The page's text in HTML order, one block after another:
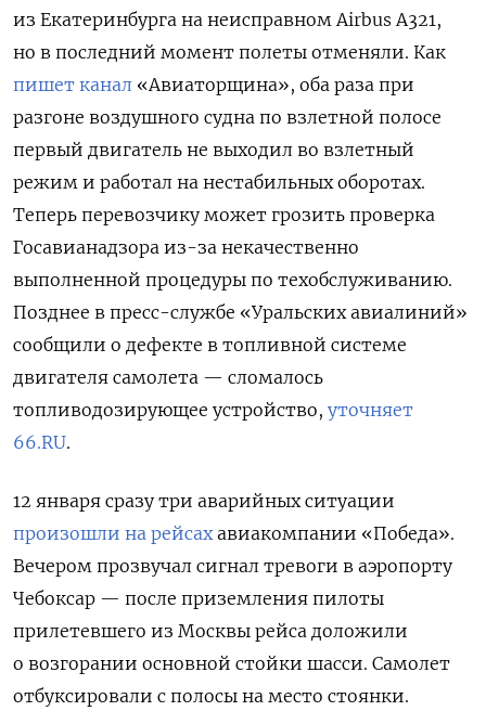
из Екатеринбурга на неисправном Airbus А321,
но в последний момент полеты отменяли. Как
пишет канал «Авиаторщина», оба раза при
разгоне воздушного судна по взлетной полосе
первый двигатель не выходил во взлетный
режим и работал на нестабильных оборотах.
Теперь перевозчику может грозить проверка
Госавианадзора из-за некачественно
выполненной процедуры по техобслуживанию.
Позднее в пресс-службе «Уральских авиалиний»
сообщили о дефекте в топливной системе
двигателя самолета — сломалось
топливодозирующее устройство, уточняет
66.RU.
12 января сразу три аварийных ситуации
произошли на рейсахавиакомпании «Победа».
Вечером прозвучал сигнал тревоги в аэропорту
Чебоксар — после приземления пилоты
прилетевшего из Москвы рейса доложили
о возгорании основной стойки шасси. Самолет
отбуксировали с полосы на место стоянки.